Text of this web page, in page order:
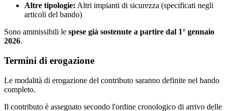
Altre tipologie: Altri impianti di sicurezza (specificati negli
articoli del bando)
Sono ammissibili le spese già sostenute a partire dal 1° gennaio
2026.
Termini di erogazione
Le modalità di erogazione del contributo saranno definite nel bando
completo.
Il contributo è assegnato secondo l'ordine cronologico di arrivo delle